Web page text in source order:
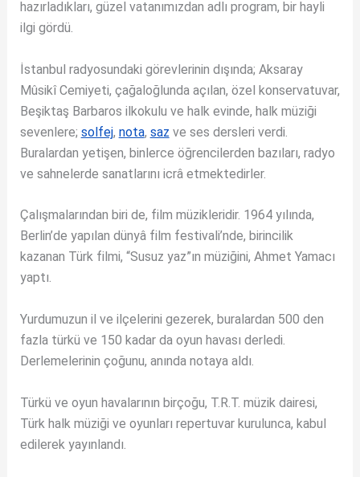
hazırladıkları, güzel vatanımızdan adlı program, bir hayli
ilgi gördü.
İstanbul radyosundaki görevlerinin dışında; Aksaray
Mûsikî Cemiyeti, çağaloğlunda açılan, özel konservatuvar,
Beşiktaş Barbaros ilkokulu ve halk evinde, halk müziği
sevenlere; solfej, nota, saz ve ses dersleri verdi.
Buralardan yetişen, binlerce öğrencilerden bazıları, radyo
ve sahnelerde sanatlarını icrâ etmektedirler.
Çalışmalarından biri de, film müzikleridir. 1964 yılında,
Berlin’de yapılan dünyâ film festivali’nde, birincilik
kazanan Türk filmi, “Susuz yaz”ın müziğini, Ahmet Yamacı
yaptı.
Yurdumuzun il ve ilçelerini gezerek, buralardan 500 den
fazla türkü ve 150 kadar da oyun havası derledi.
Derlemelerinin çoğunu, anında notaya aldı.
Türkü ve oyun havalarının birçoğu, T.R.T. müzik dairesi,
Türk halk müziği ve oyunları repertuvar kurulunca, kabul
edilerek yayınlandı.